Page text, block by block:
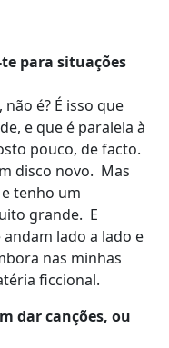
para situações
é? É isso que
e que é paralela à
pouco, de facto.
disco novo. Mas
tenho um
grande. E
lado a lado e
nas minhas
ficcional.
dar canções, ou